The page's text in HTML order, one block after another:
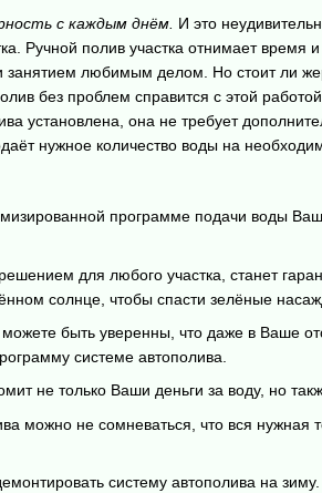
с каждым днём. И это
Ручной полив участка отнимает время
занятием любимым делом. Но стоит ли
без проблем справится с этой
установлена, она не требует
нужное количество воды на
программе подачи воды
для любого участка, станет
солнце, чтобы спасти зелёные
быть уверенны, что даже в Ваше
системе автополива.
не только Ваши деньги за воду, но
можно не сомневаться, что вся нужная
систему автополива на зиму.